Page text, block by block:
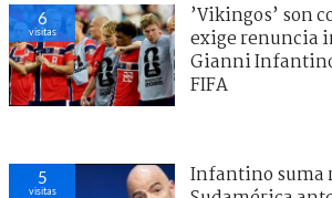
6
visitas
’Vikingos’ son
exige renuncia
Gianni
FIFA
5
visitas
Infantino suma